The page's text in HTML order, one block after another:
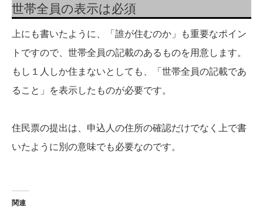
世帯全員の表示は必須
上にも書いたように、「誰が住むのか」も重要なポイン
トですので、世帯全員の記載のあるものを用意します。
もし１人しか住まないとしても、「世帯全員の記載であ
ること」を表示したものが必要です。
住民票の提出は、申込人の住所の確認だけでなく上で書
いたように別の意味でも必要なのです。
関連